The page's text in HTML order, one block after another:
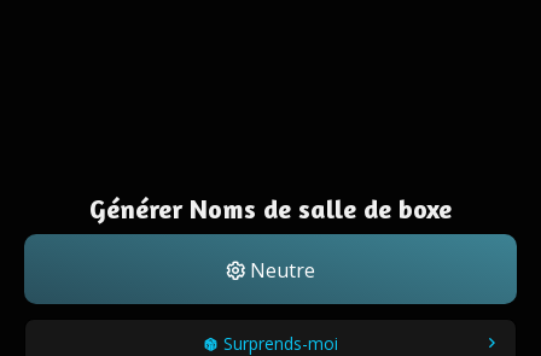
Générer Noms de salle de boxe
Neutre
Surprends-moi